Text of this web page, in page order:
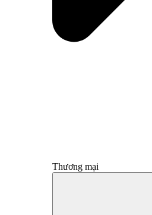
Thương mại